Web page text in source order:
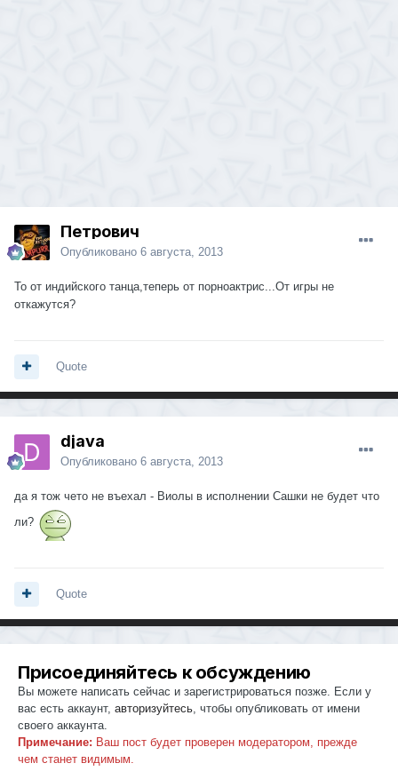
Петрович
Опубликовано 6 августа, 2013
То от индийского танца,теперь от порноактрис...От игры не
откажутся?
Quote
djava
Опубликовано 6 августа, 2013
да я тож чето не въехал - Виолы в исполнении Сашки не будет что
ли?
Quote
Присоединяйтесь к обсуждению
Вы можете написать сейчас и зарегистрироваться позже. Если у
вас есть аккаунт, авторизуйтесь, чтобы опубликовать от имени
своего аккаунта.
Примечание: Ваш пост будет проверен модератором, прежде
чем станет видимым.